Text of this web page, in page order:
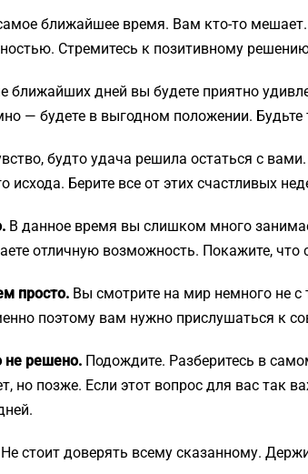
ближайшее время. Вам кто-то
Стремитесь к позитивному
ближайших дней вы будете приятно
— будете в выгодном положении. Будьте
будто удача решила остаться с
исхода. Берите все от этих счастливых
В данное время вы слишком много
отличную возможность. Покажите,
просто. Вы смотрите на мир немного не с
поэтому вам нужно прислушаться к
не решено. Подождите. Разберитесь в
но позже. Если этот вопрос для вас так
Не стоит доверять всему сказанному.